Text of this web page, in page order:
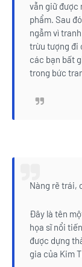
vẫn giữ được
phẩm. Sau
ngẫm vì
trừu tượng đi
các bạn bất
trong bức
Nàng rẽ trái,
Đây là tên
họa sĩ nổi
được dựng
gia của Kim